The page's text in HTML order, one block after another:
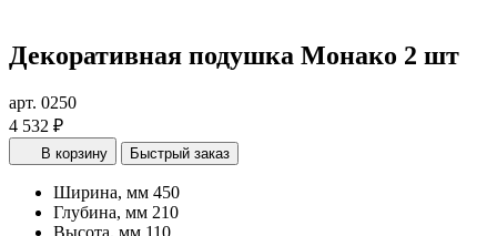
Декоративная подушка Монако 2 шт
арт. 0250
4 532 ₽
В корзину Быстрый заказ
Ширина, мм 450
Глубина, мм 210
Высота, мм 110